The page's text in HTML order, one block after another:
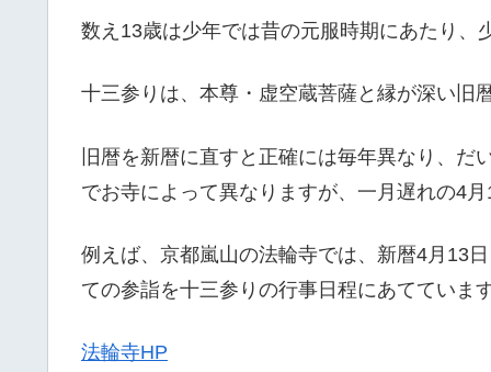
数え13歳は少年では昔の元服時期にあたり
十三参りは、本尊・虚空蔵菩薩と縁が深い旧
旧暦を新暦に直すと正確には毎年異なり、
でお寺によって異なりますが、一月遅れの4
例えば、京都嵐山の法輪寺では、新暦4月13
ての参詣を十三参りの行事日程にあてていま
法輪寺HP